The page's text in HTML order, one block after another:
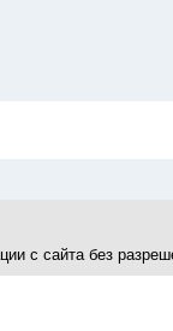
с сайта без